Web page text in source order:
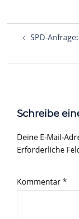
SPD-
Schreibe
Deine E-Mail-
Erforderliche
Kommentar*